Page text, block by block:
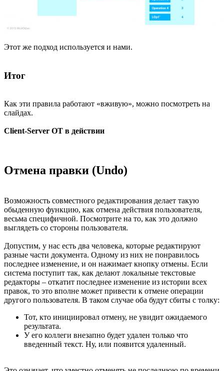
Этот же подход используется и нами.
Итог
Как эти правила работают «вживую», можно посмотреть на
слайдах.
Client-Server OT в действии
Отмена правки (Undo)
Возможность совместного редактирования делает такую
обыденную функцию, как отмена действия пользователя,
весьма специфичной. Посмотрите на то, как это должно
выглядеть со стороны пользователя.
Допустим, у нас есть два человека, которые редактируют
разные части документа. Одному из них не понравилось
последнее изменение, и он нажимает кнопку отмены. Если
система поступит так, как делают локальные текстовые
редакторы – откатит последнее изменение из истории всех
правок, то это вполне может привести к отмене операции
другого пользователя. В таком случае оба будут сбиты с толку:
Тот, кто инициировал отмену, не увидит ожидаемого
результата.
У его коллеги внезапно будет удален только что
введенный текст. Ну, или появится удаленный.